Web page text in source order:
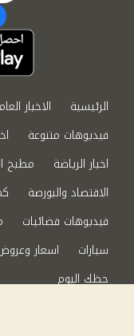
الرئيسية الاخبار
فيديوهات متنوعة
اخبار الرياضة
مطبخ
الاقتصاد والبورصة
فيديوهات فضائيات
سيارات
اسعار
حظك اليوم